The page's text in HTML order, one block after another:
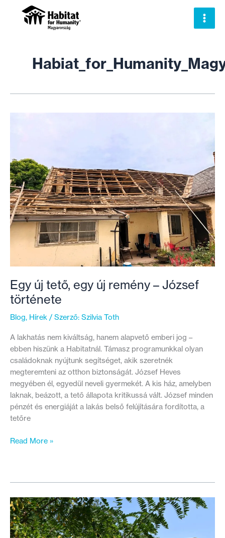
Egy új tető, egy új remény – József
története
Blog, Hírek / Szerző: Szilvia Toth
A lakhatás nem kiváltság, hanem alapvető emberi jog –
ebben hiszünk a Habitatnál. Támasz programunkkal olyan
családoknak nyújtunk segítséget, akik szeretnék
megteremteni az otthon biztonságát. József Heves
megyében él, egyedül neveli gyermekét. A kis ház, amelyben
laknak, beázott, a tető állapota kritikussá vált. József minden
pénzét és energiáját a lakás belső felújítására fordította, a
tetőre
Egy
remény
–
József
története
Read More »